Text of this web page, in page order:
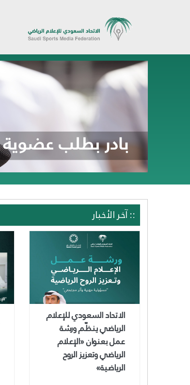
:: آخر الأخبار
الاتحاد السعودي للإعلام
الرياضي ينظّم ورشة
عمل بعنوان «الإعلام
الرياضي وتعزيز الروح
الرياضية»